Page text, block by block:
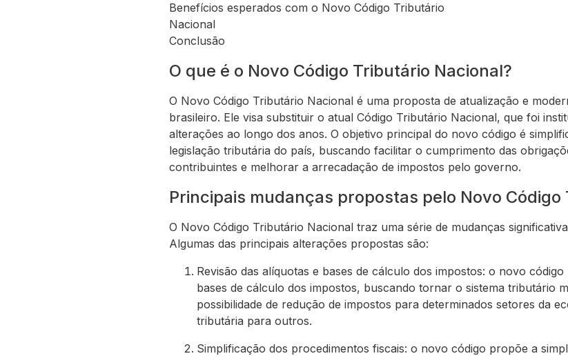
Benefícios esperados com o Novo Código Tributário
Nacional
Conclusão
O que é o Novo Código Tributário Nacional?
O Novo Código Tributário Nacional é uma proposta de atualização e
brasileiro. Ele visa substituir o atual Código Tributário Nacional, que foi
alterações ao longo dos anos. O objetivo principal do novo código é
legislação tributária do país, buscando facilitar o cumprimento das
contribuintes e melhorar a arrecadação de impostos pelo governo.
Principais mudanças propostas pelo Novo
O Novo Código Tributário Nacional traz uma série de mudanças
Algumas das principais alterações propostas são:
Revisão das alíquotas e bases de cálculo dos impostos: o novo
bases de cálculo dos impostos, buscando tornar o sistema tributário
possibilidade de redução de impostos para determinados setores da
tributária para outros.
Simplificação dos procedimentos fiscais: o novo código propõe a